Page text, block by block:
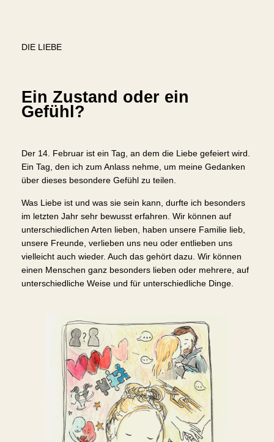
DIE LIEBE
Ein Zustand oder ein
Gefühl?
Der 14. Februar ist ein Tag, an dem die Liebe gefeiert wird.
Ein Tag, den ich zum Anlass nehme, um meine Gedanken
über dieses besondere Gefühl zu teilen.
Was Liebe ist und was sie sein kann, durfte ich besonders
im letzten Jahr sehr bewusst erfahren. Wir können auf
unterschiedlichen Arten lieben, haben unsere Familie lieb,
unsere Freunde, verlieben uns neu oder entlieben uns
vielleicht auch wieder. Auch das gehört dazu. Wir können
einen Menschen ganz besonders lieben oder mehrere, auf
unterschiedliche Weise und für unterschiedliche Dinge.